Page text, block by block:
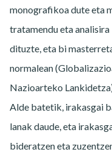
monografikoa dute eta
tratamendu eta
dituzte, eta bi
normalean
Nazioarteko
Alde batetik, irakasgai
lanak daude, eta
bideratzen eta